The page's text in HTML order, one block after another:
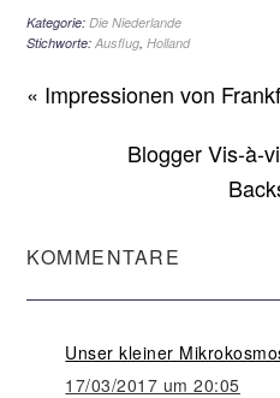
Kategorie:Die Niederlande
Stichworte:Ausflug ,Holland
« Impressionen von
Blogger Vis-à-
KOMMENTARE
Unser kleiner
17/03/2017 um 20:05